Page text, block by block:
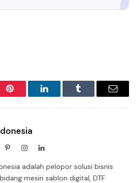
Pinterest LinkedInTumblr Email
PinterestInstagramLinkedIn
adalah pelopor solusi bisnis
mesin sablon digital, DTF